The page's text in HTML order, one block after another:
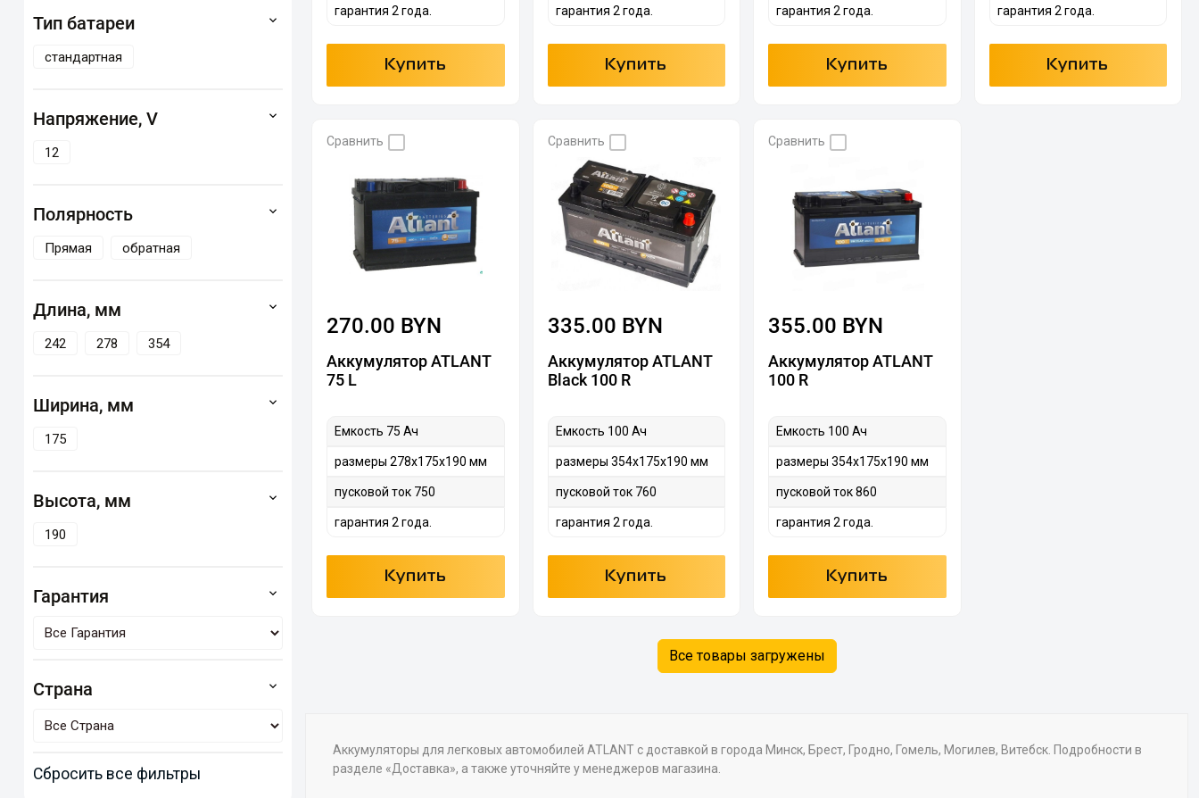
Тип батареи
стандартная
Напряжение, V
12
Полярность
Прямая обратная
Длина, мм
242 278 354
Ширина, мм
175
Высота, мм
190
Гарантия
Страна
Сбросить все фильтры
гарантия 2 года.
Купить
гарантия 2 года.
Купить
гарантия 2 года.
Купить
гарантия 2 года.
Купить
Сравнить
270.00 BYN
Аккумулятор ATLANT
75 L
Емкость 75 Ач
размеры 278х175х190 мм
пусковой ток 750
гарантия 2 года.
Купить
Сравнить
335.00 BYN
Аккумулятор ATLANT
Black 100 R
Емкость 100 Ач
размеры 354х175х190 мм
пусковой ток 760
гарантия 2 года.
Купить
Сравнить
355.00 BYN
Аккумулятор ATLANT
100 R
Емкость 100 Ач
размеры 354х175х190 мм
пусковой ток 860
гарантия 2 года.
Купить
Все товары загружены
Аккумуляторы для легковых автомобилей ATLANT с доставкой в города Минск, Брест, Гродно, Гомель, Могилев, Витебск. Подробности в
разделе «Доставка», а также уточняйте у менеджеров магазина.